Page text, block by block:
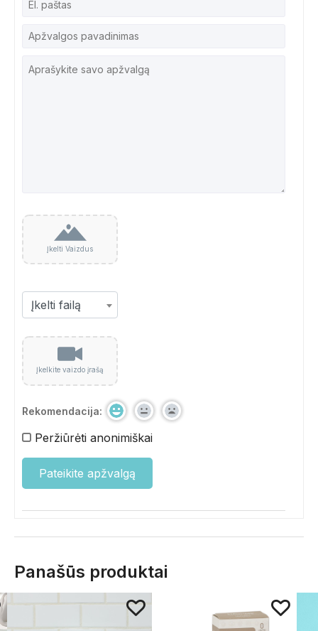
Įkelti Vaizdus
Įkelkite vaizdo įrašą
Rekomendacija:
Peržiūrėti anonimiškai
Panašūs produktai